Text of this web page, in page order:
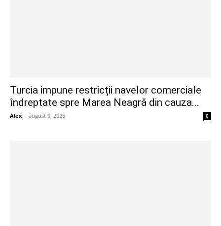
Turcia impune restricții navelor comerciale
îndreptate spre Marea Neagră din cauza...
Alex - august 9, 2026 0